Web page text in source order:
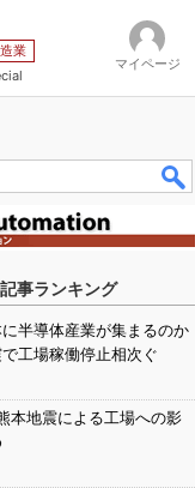
業
マイページ
事ランキング
半導体産業が集まるのか
工場稼働停止相次ぐ
本地震による工場への影